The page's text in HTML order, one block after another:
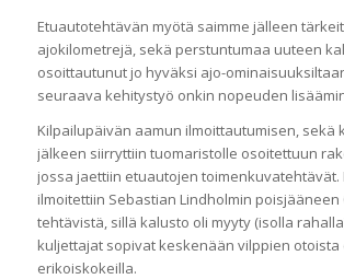
Etuautotehtävän myötä saimme jälleen
ajokilometrejä, sekä perstuntumaa uuteen
osoittautunut jo hyväksi ajo-
seuraava kehitystyö onkin nopeuden
Kilpailupäivän aamun ilmoittautumisen, sekä
jälkeen siirryttiin tuomaristolle osoitettuun
jossa jaettiin etuautojen toimenkuvatehtävät.
ilmoitettiin Sebastian Lindholmin poisjääneen
tehtävistä, sillä kalusto oli myyty (isolla
kuljettajat sopivat keskenään vilppien otoista
erikoiskokeilla.